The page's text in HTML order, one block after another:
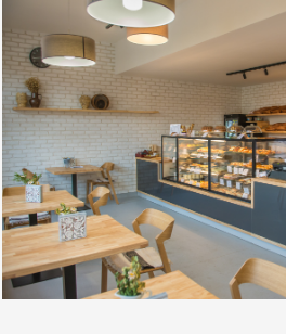
kávou. Nebo si raději